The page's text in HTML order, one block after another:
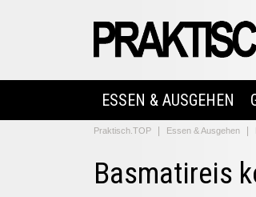
ESSEN & AUSGEHEN
Praktisch.TOP Essen & Ausgehen
Basmatireis